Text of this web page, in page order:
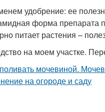
удобрение: ее
форма препарата
питает растения –
на моем участке.